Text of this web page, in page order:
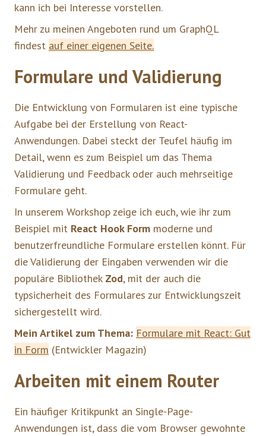
kann ich bei Interesse vorstellen.
Mehr zu meinen Angeboten rund um GraphQL
findest auf einer eigenen Seite.
Formulare und Validierung
Die Entwicklung von Formularen ist eine typische
Aufgabe bei der Erstellung von React-
Anwendungen. Dabei steckt der Teufel häufig im
Detail, wenn es zum Beispiel um das Thema
Validierung und Feedback oder auch mehrseitige
Formulare geht.
In unserem Workshop zeige ich euch, wie ihr zum
Beispiel mit React Hook Form moderne und
benutzerfreundliche Formulare erstellen könnt. Für
die Validierung der Eingaben verwenden wir die
populäre Bibliothek Zod, mit der auch die
typsicherheit des Formulares zur Entwicklungszeit
sichergestellt wird.
Mein Artikel zum Thema: Formulare mit React: Gut
in Form (Entwickler Magazin)
Arbeiten mit einem Router
Ein häufiger Kritikpunkt an Single-Page-
Anwendungen ist, dass die vom Browser gewohnte